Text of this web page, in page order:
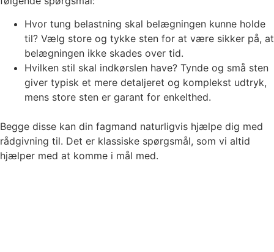
Hvor tung belastning skal belægningen kunne holde
til? Vælg store og tykke sten for at være sikker på, at
belægningen ikke skades over tid.
Hvilken stil skal indkørslen have? Tynde og små sten
giver typisk et mere detaljeret og komplekst udtryk,
mens store sten er garant for enkelthed.
Begge disse kan din fagmand naturligvis hjælpe dig med
rådgivning til. Det er klassiske spørgsmål, som vi altid
hjælper med at komme i mål med.